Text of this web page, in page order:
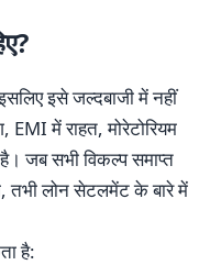
इसे जल्दबाजी में नहीं
EMI में राहत, मोरेटोरियम
है। जब सभी विकल्प समाप्त
तभी लोन सेटलमेंट के बारे में
है: